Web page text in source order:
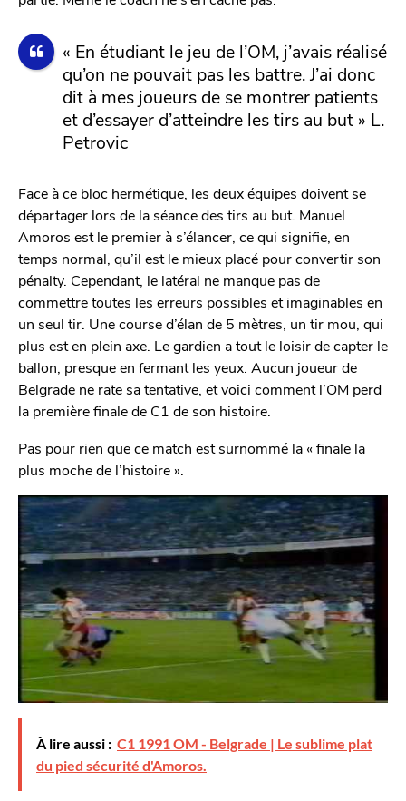
« En étudiant le jeu de l’OM, j’avais réalisé
qu’on ne pouvait pas les battre. J’ai donc
dit à mes joueurs de se montrer patients
et d’essayer d’atteindre les tirs au but » L.
Petrovic
Face à ce bloc hermétique, les deux équipes doivent se
départager lors de la séance des tirs au but. Manuel
Amoros est le premier à s’élancer, ce qui signifie, en
temps normal, qu’il est le mieux placé pour convertir son
pénalty. Cependant, le latéral ne manque pas de
commettre toutes les erreurs possibles et imaginables en
un seul tir. Une course d’élan de 5 mètres, un tir mou, qui
plus est en plein axe. Le gardien a tout le loisir de capter le
ballon, presque en fermant les yeux. Aucun joueur de
Belgrade ne rate sa tentative, et voici comment l’OM perd
la première finale de C1 de son histoire.
Pas pour rien que ce match est surnommé la « finale la
plus moche de l’histoire ».
À lire aussi : C1 1991 OM - Belgrade | Le sublime plat
du pied sécurité d'Amoros.